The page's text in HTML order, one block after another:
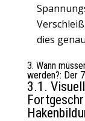
dies
3. Wann
werden?: Der
3.1.